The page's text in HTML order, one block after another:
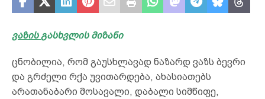
ვაზის გასხვლის მიზანი
ცნობილია, რომ გაუსხლავად ნაზარდ ვაზს ბევრი
და გრძელი რქა უვითარდება, ახასიათებს
არათანაბარი მოსავალი, დაბალი სიმწიფე,